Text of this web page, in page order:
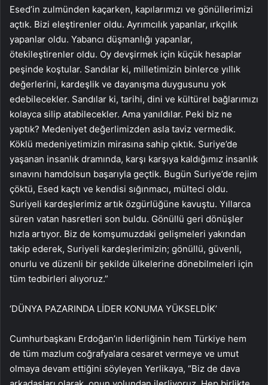
Esed’in zulmünden kaçarken, kapılarımızı ve gönüllerimizi
açtık. Bizi eleştirenler oldu. Ayrımcılık yapanlar, ırkçılık
yapanlar oldu. Yabancı düşmanlığı yapanlar,
ötekileştirenler oldu. Oy devşirmek için küçük hesaplar
peşinde koştular. Sandılar ki, milletimizin binlerce yıllık
değerlerini, kardeşlik ve dayanışma duygusunu yok
edebilecekler. Sandılar ki, tarihi, dini ve kültürel bağlarımızı
kolayca silip atabilecekler. Ama yanıldılar. Peki biz ne
yaptık? Medeniyet değerlimizden asla taviz vermedik.
Köklü medeniyetimizin mirasına sahip çıktık. Suriye’de
yaşanan insanlık dramında, karşı karşıya kaldığımız insanlık
sınavını hamdolsun başarıyla geçtik. Bugün Suriye’de rejim
çöktü, Esed kaçtı ve kendisi sığınmacı, mülteci oldu.
Suriyeli kardeşlerimiz artık özgürlüğüne kavuştu. Yıllarca
süren vatan hasretleri son buldu. Gönüllü geri dönüşler
hızla artıyor. Biz de komşumuzdaki gelişmeleri yakından
takip ederek, Suriyeli kardeşlerimizin; gönüllü, güvenli,
onurlu ve düzenli bir şekilde ülkelerine dönebilmeleri için
tüm tedbirleri alıyoruz.”
‘DÜNYA PAZARINDA LİDER KONUMA YÜKSELDİK’
Cumhurbaşkanı Erdoğan’ın liderliğinin hem Türkiye hem
de tüm mazlum coğrafyalara cesaret vermeye ve umut
olmaya devam ettiğini söyleyen Yerlikaya, “Biz de dava